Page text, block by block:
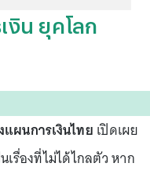
งิน ยุคโลก
ผนการเงินไทย เปิดเผย
เรื่องที่ไม่ได้ไกลตัว หาก